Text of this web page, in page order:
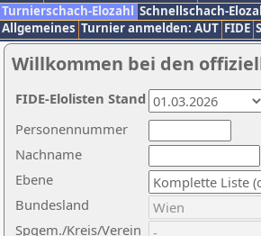
Turnierschach-Elozahl Schnellschach-
Allgemeines Turnier anmelden: AUT FIDE
Willkommen bei den
Nachname
Ebene
Personennummer
Bundesland
Spgem./Kreis/Verein
FIDE-Elolisten Stand